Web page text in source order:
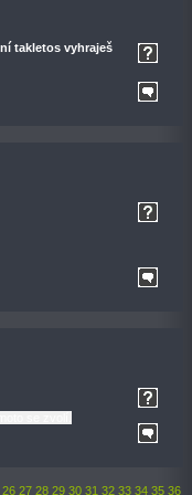
takletos vyhraješ
26 27 28 29 30 31 32 33 34 35 36